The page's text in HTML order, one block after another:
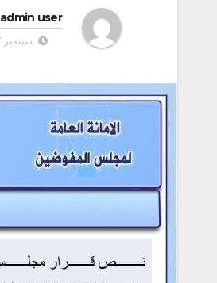
admin user
سبتمبر 17, 2025